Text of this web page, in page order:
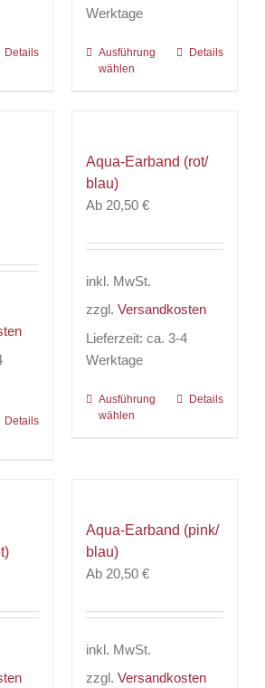
Details
Werktage
Ausführung
wählen
Dieses
auf.
auf
gewählt
werden
Details
Details
Aqua-Earband (rot/
blau)
Ab 20,50 €
inkl. MwSt.
zzgl. Versandkosten
Lieferzeit: ca. 3-4
Werktage
Ausführung
wählen
Dieses
Die
der
werden
Details
Aqua-Earband (pink/
blau)
Ab 20,50 €
inkl. MwSt.
zzgl. Versandkosten